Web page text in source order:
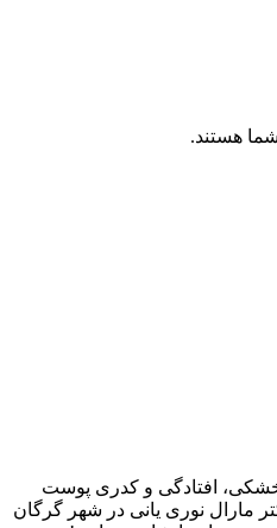
هستند.
افتادگی و کدری پوست
مارال نوری یانی در شهر گرگان